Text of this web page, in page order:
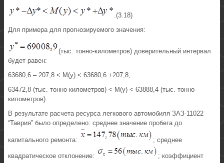
.(3.18)
Для примера для прогнозируемого значения:
(тыс. тонно-километров) доверительный интервал
будет равен:
63680,6 – 207,8 < М(у) < 63680,6 +207,8;
63472,8 (тыс. тонно-километров) < М(у) < 63888,4 (тыс. тонно-
километров).
В результате расчета ресурса легкового автомобиля ЗАЗ-11022
“Таврия” было определено: среднее значение пробега до
капитального ремонта: ; среднее
квадратическое отклонение: ; коэффициент